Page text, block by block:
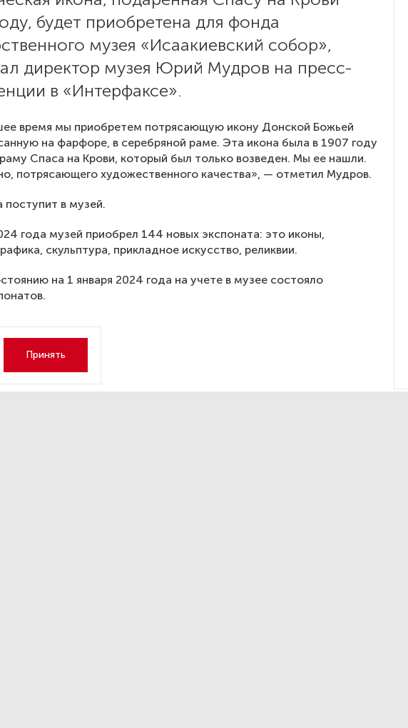
будет приобретена для фонда
музея «Исаакиевский собор»,
директор музея Юрий Мудров на пресс-
в «Интерфаксе».
время мы приобретем потрясающую икону Донской Божьей
на фарфоре, в серебряной раме. Эта икона была в 1907 году
Спаса на Крови, который был только возведен. Мы ее нашли.
потрясающего художественного качества», — отметил Мудров.
поступит в музей.
года музей приобрел 144 новых экспоната: это иконы,
скульптура, прикладное искусство, реликвии.
на 1 января 2024 года на учете в музее состояло
Принять